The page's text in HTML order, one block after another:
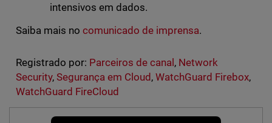
intensivos em dados.
Saiba mais no comunicado de imprensa.
Registrado por: Parceiros de canal , Network
Security, Segurança em Cloud ,WatchGuard Firebox,
WatchGuard FireCloud